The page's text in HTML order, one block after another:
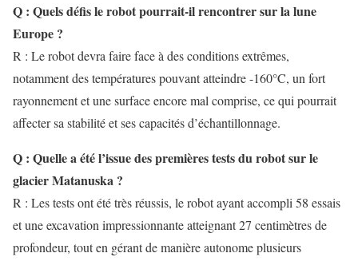
Q : Quels défis le robot pourrait-il rencontrer sur la lune
Europe ?
R : Le robot devra faire face à des conditions extrêmes,
notamment des températures pouvant atteindre -160°C, un fort
rayonnement et une surface encore mal comprise, ce qui pourrait
affecter sa stabilité et ses capacités d’échantillonnage.
Q : Quelle a été l’issue des premières tests du robot sur le
glacier Matanuska ?
R : Les tests ont été très réussis, le robot ayant accompli 58 essais
et une excavation impressionnante atteignant 27 centimètres de
profondeur, tout en gérant de manière autonome plusieurs